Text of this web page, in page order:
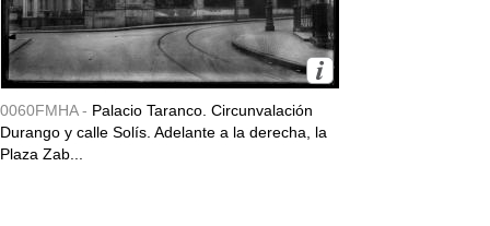
0060FMHA - Palacio Taranco. Circunvalación
Durango y calle Solís. Adelante a la derecha, la
Plaza Zab...